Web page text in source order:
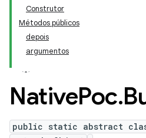
Construtor
Métodos públicos
depois
argumentos
NativePoc.
public static abstract